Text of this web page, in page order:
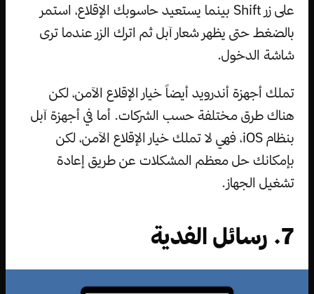
على زر Shift بينما يستعيد حاسوبك الإقلاع، استمر
بالضغط حتى يظهر شعار آبل ثم اترك الزر عندما ترى
شاشة الدخول.
تملك أجهزة أندرويد أيضاً خيار الإقلاع الآمن، لكن
هناك طرق مختلفة حسب الشركات. أما في أجهزة آبل
بنظام iOS، فهي لا تملك خيار الإقلاع الآمن، لكن
بإمكانك حل معظم المشكلات عن طريق إعادة
تشغيل الجهاز.
7. رسائل الفدية